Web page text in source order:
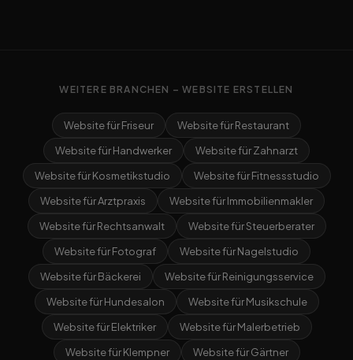
WEITERE BRANCHEN – WEBSITE ERSTELLEN
Website für Friseur
Website für Restaurant
Website für Handwerker
Website für Zahnarzt
Website für Kosmetikstudio
Website für Fitnessstudio
Website für Arztpraxis
Website für Immobilienmakler
Website für Rechtsanwalt
Website für Steuerberater
Website für Fotograf
Website für Nagelstudio
Website für Bäckerei
Website für Reinigungsservice
Website für Hundesalon
Website für Musikschule
Website für Elektriker
Website für Malerbetrieb
Website für Klempner
Website für Gärtner